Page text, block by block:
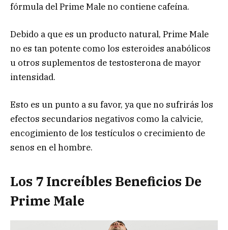
fórmula del Prime Male no contiene cafeína.
Debido a que es un producto natural, Prime Male
no es tan potente como los esteroides anabólicos
u otros suplementos de testosterona de mayor
intensidad.
Esto es un punto a su favor, ya que no sufrirás los
efectos secundarios negativos como la calvicie,
encogimiento de los testículos o crecimiento de
senos en el hombre.
Los 7 Increíbles Beneficios De
Prime Male